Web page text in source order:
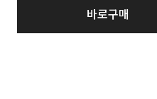
바로구매